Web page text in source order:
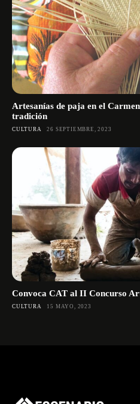
Artesanías de paja en el
tradición
CULTURA 26 SEPTIEMBRE, 2023
Convoca CAT al II Concurso
CULTURA 15 MAYO, 2023